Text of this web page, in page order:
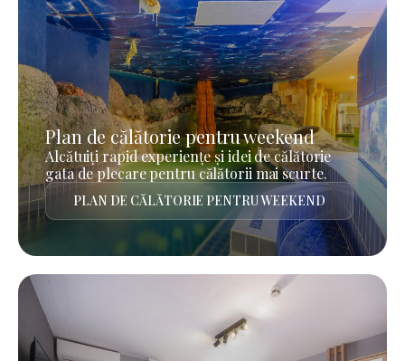
Plan de călătorie pentru weekend
Alcătuiți rapid experiențe și idei de călătorie
gata de plecare pentru călătorii mai scurte.
PLAN DE CĂLĂTORIE PENTRU WEEKEND